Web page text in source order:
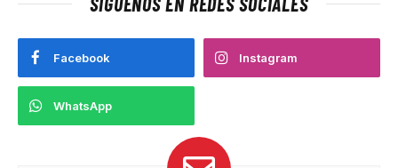
Facebook Instagram
WhatsApp